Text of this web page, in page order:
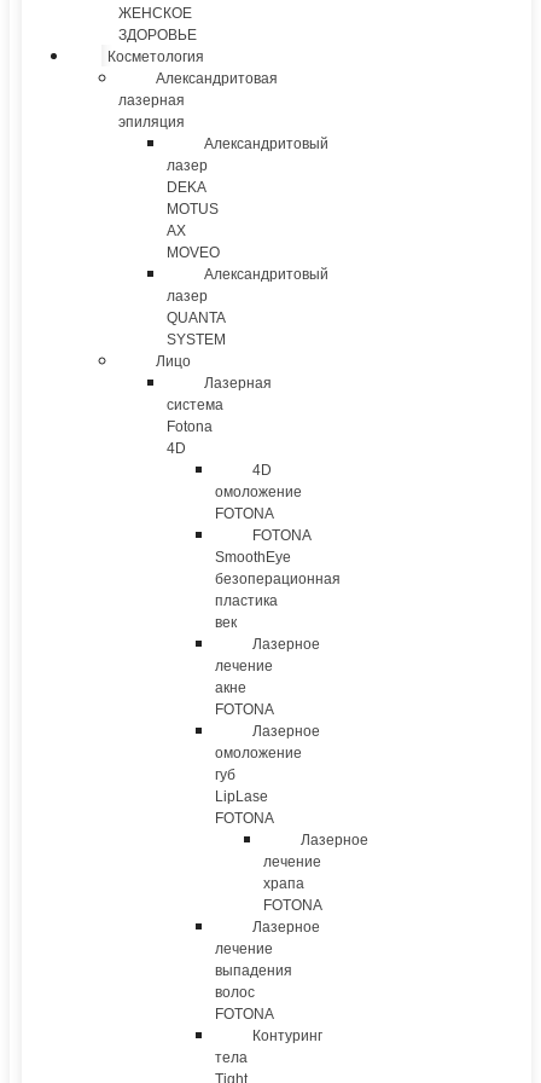
ЖЕНСКОЕ
ЗДОРОВЬЕ
Косметология
Александритовая
лазерная
эпиляция
Александритовый
лазер
DEKA
MOTUS
AX
MOVEO
Александритовый
лазер
QUANTA
SYSTEM
Лицо
Лазерная
система
Fotona
4D
4D
омоложение
FOTONA
FOTONA
SmoothEye
безоперационная
пластика
век
Лазерное
лечение
акне
FOTONA
Лазерное
омоложение
губ
LipLase
FOTONA
Лазерное
лечение
храпа
FOTONA
Лазерное
лечение
выпадения
волос
FOTONA
Контуринг
тела
Tight